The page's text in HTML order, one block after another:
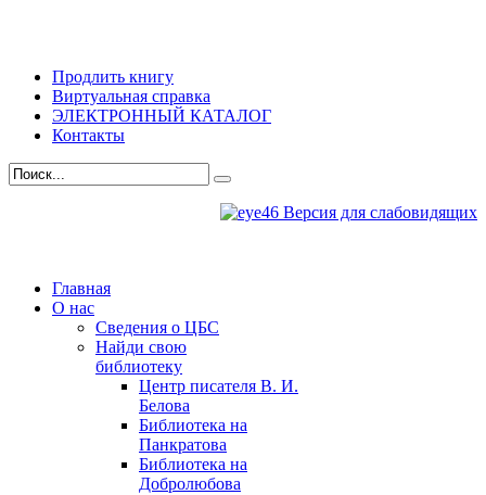
Продлить книгу
Виртуальная справка
ЭЛЕКТРОННЫЙ КАТАЛОГ
Контакты
Версия для слабовидящих
Главная
О нас
Сведения о ЦБС
Найди свою
библиотеку
Центр писателя В. И.
Белова
Библиотека на
Панкратова
Библиотека на
Добролюбова